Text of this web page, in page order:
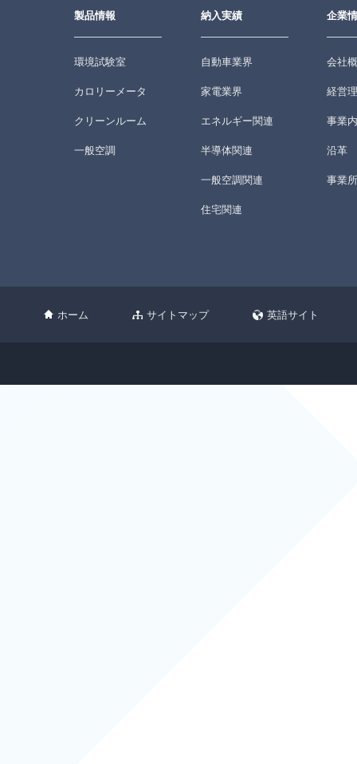
製品情報
環境試験室
カロリーメータ
クリーンルーム
一般空調
納入実績
自動車業界
家電業界
エネルギー関連
半導体関連
一般空調関連
住宅関連
企業
会社
経営
事業
沿革
事業
ホーム サイトマップ 英語サイト